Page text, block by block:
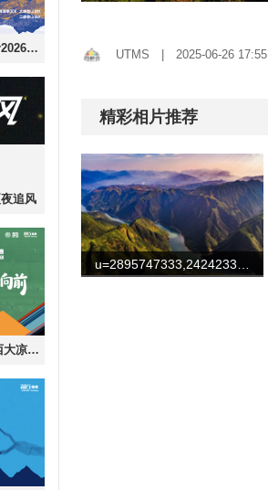
传统攀登报名 | 拓路者2026第九届四姑娘山登山大会
追风
报名｜2026第二届越西大凉山超级越野跑
UTMS | 2025-06-26 17:55
精彩相片推荐
u=2895747333,2424233312&fm=253&fmt=auto&app=138&f=JPEG